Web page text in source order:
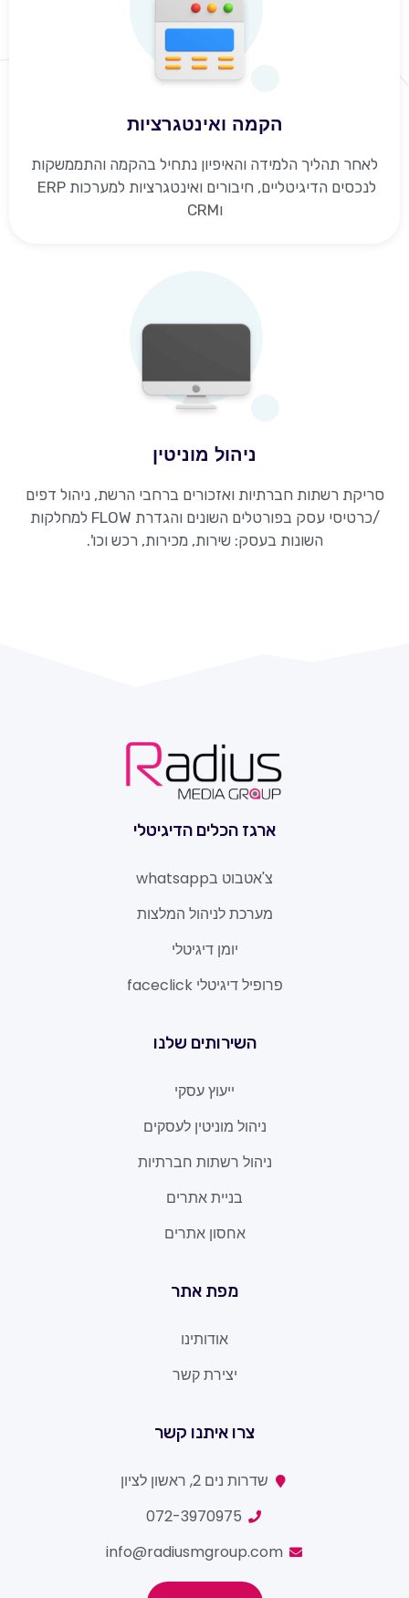
הקמה ואינטגרציות
לאחר תהליך הלמידה והאיפיון נתחיל בהקמה והתממשקות
וCRM
ניהול מוניטין
סריקת רשתות חברתיות ואזכורים ברחבי הרשת, ניהול דפים
/כרטיסי עסק בפורטלים השונים והגדרת FLOW למחלקות
השונות בעסק: שירות, מכירות, רכש וכו'.
ארגז הכלים הדיגיטלי
צ'אטבוט בwhatsapp
מערכת לניהול המלצות
יומן דיגיטלי
פרופיל דיגיטלי faceclick
השירותים שלנו
ייעוץ עסקי
ניהול מוניטין לעסקים
ניהול רשתות חברתיות
בניית אתרים
אחסון אתרים
מפת אתר
אודותינו
יצירת קשר
צרו איתנו קשר
שדרות נים 2, ראשון לציון
072-3970975
info@radiusmgroup.com